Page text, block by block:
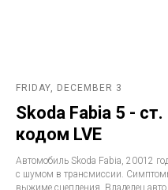
FRIDAY, DECEMBER 3
Skoda Fabia 5 -
кодом LVE
Автомобиль Skoda Fabia, 20012
с шумом в трансмиссии.